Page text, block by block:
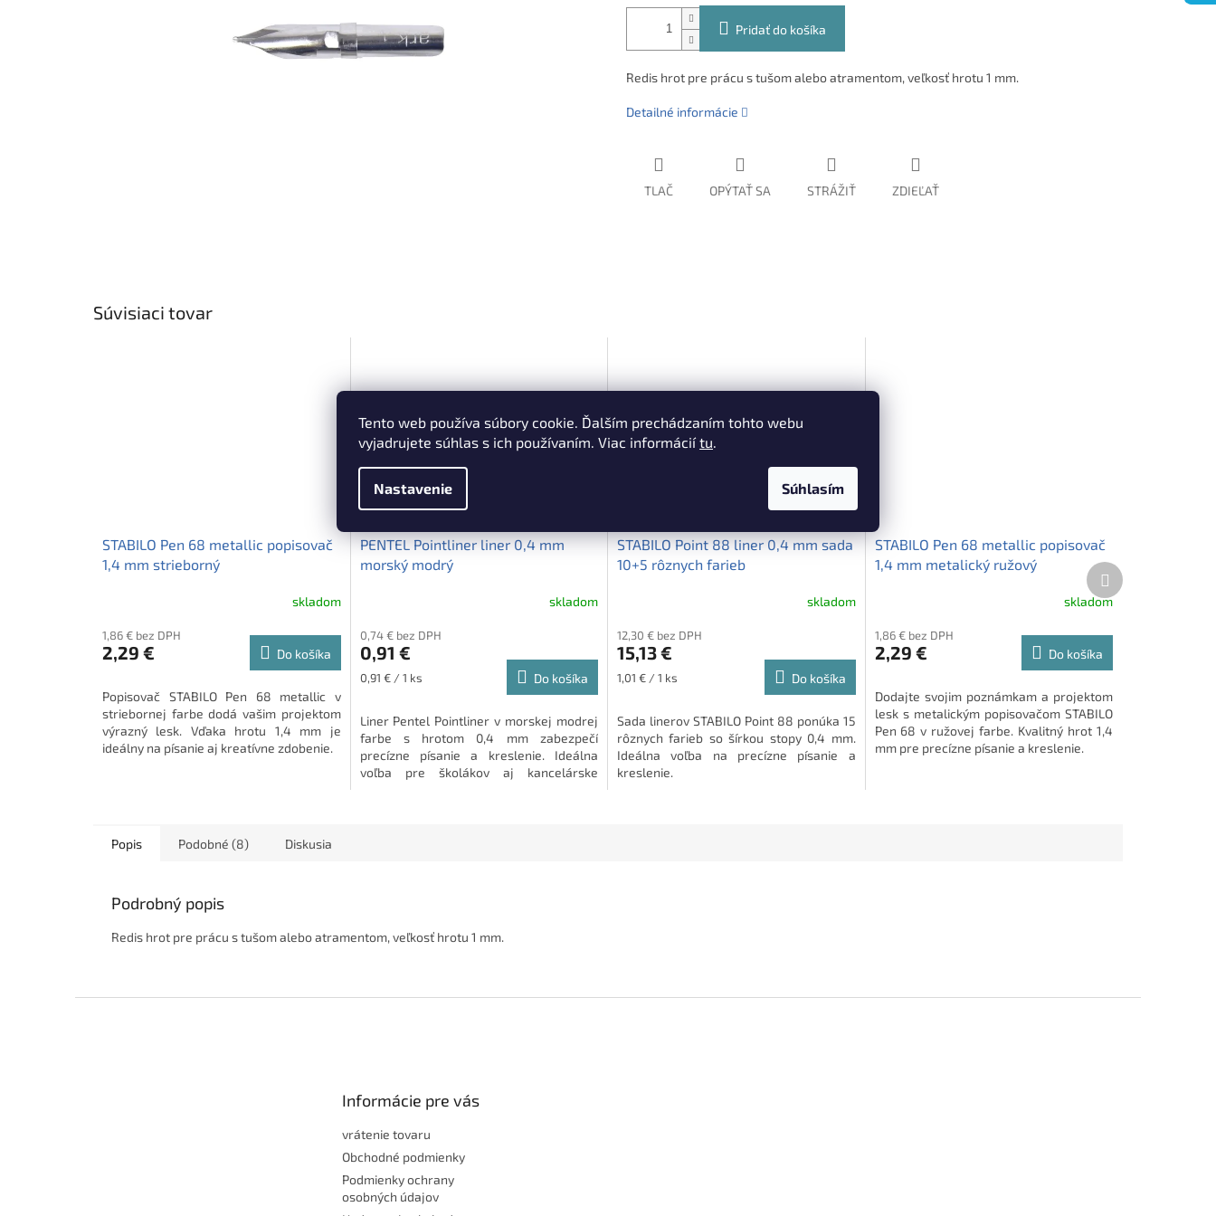
Tento web používa súbory cookie. Ďalším prechádzaním tohto webu
vyjadrujete súhlas s ich používaním. Viac informáciítu.
Nastavenie Súhlasím
Pridať do košíka
Redis hrot pre prácu s tušom alebo atramentom, veľkosť hrotu 1 mm.
Detailné informácie
TLAČ OPÝTAŤ SA STRÁŽIŤ ZDIEĽAŤ
Súvisiaci tovar
STABILO Pen 68 metallic popisovač
1,4 mm strieborný
skladom
1,86 € bez DPH
2,29 € Do košíka
Popisovač STABILO Pen 68 metallic v
striebornej farbe dodá vašim projektom
výrazný lesk. Vďaka hrotu 1,4 mm je
ideálny na písanie aj kreatívne zdobenie.
PENTEL Pointliner liner 0,4 mm
morský modrý
skladom
0,74 € bez DPH
0,91 €
Jednotková
0,91 € / 1 ks Do košíka
Liner Pentel Pointliner v morskej modrej
farbe s hrotom 0,4 mm zabezpečí
precízne písanie a kreslenie. Ideálna
voľba pre školákov aj kancelárske
STABILO Point 88 liner 0,4 mm sada
10+5 rôznych farieb
skladom
12,30 € bez DPH
15,13 €
Jednotková
1,01 € / 1 ks Do košíka
Sada linerov STABILO Point 88 ponúka 15
rôznych farieb so šírkou stopy 0,4 mm.
Ideálna voľba na precízne písanie a
kreslenie.
STABILO Pen 68 metallic popisovač
1,4 mm metalický ružový
skladom
1,86 € bez DPH
2,29 € Do košíka
Dodajte svojim poznámkam a projektom
lesk s metalickým popisovačom STABILO
Pen 68 v ružovej farbe. Kvalitný hrot 1,4
mm pre precízne písanie a kreslenie.
Ďalší
produkt
Popis Podobné (8) Diskusia
Podrobný popis
Redis hrot pre prácu s tušom alebo atramentom, veľkosť hrotu 1 mm.
Informácie pre vás
vrátenie tovaru
Obchodné podmienky
Podmienky ochrany
osobných údajov